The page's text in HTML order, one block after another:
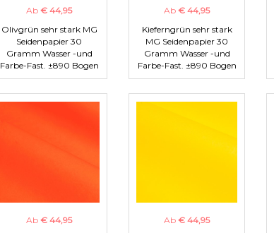
Ab € 44,95
Olivgrün sehr stark MG
Seidenpapier 30
Gramm Wasser -und
Farbe-Fast. ±890 Bogen
Ab € 44,95
Kieferngrün sehr stark
MG Seidenpapier 30
Gramm Wasser -und
Farbe-Fast. ±890 Bogen
Ab € 44,95
Ab € 44,95